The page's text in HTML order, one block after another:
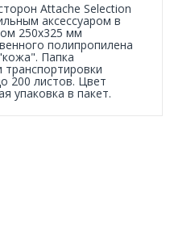
Attache Selection
аксессуаром в
250x325 мм
полипропилена
Папка
транспортировки
200 листов. Цвет
упаковка в пакет.